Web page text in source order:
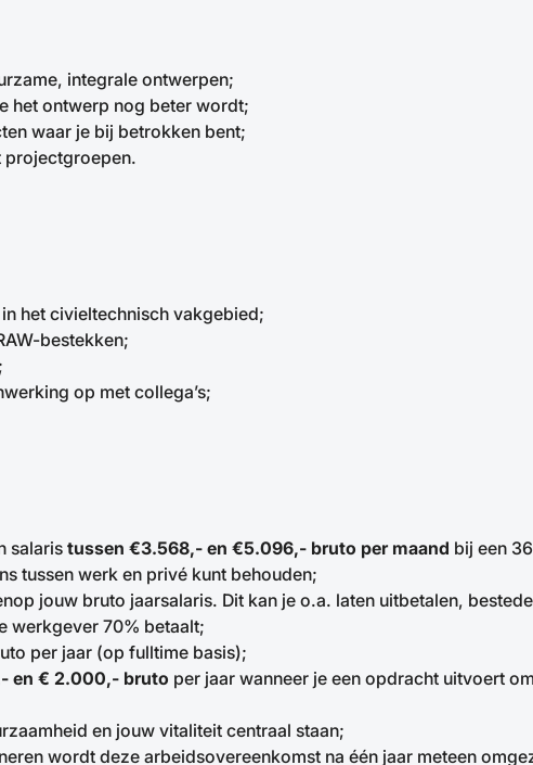
integrale ontwerpen;
het ontwerp nog beter wordt;
waar je bij betrokken bent;
projectgroepen.
het civieltechnisch vakgebied;
bestekken;
op met collega’s;
salaris tussen €3.568,- en €5.096,- bruto per maand bij een
tussen werk en privé kunt behouden;
jouw bruto jaarsalaris. Dit kan je o.a. laten uitbetalen,
werkgever 70% betaalt;
per jaar (op fulltime basis);
en € 2.000,- bruto per jaar wanneer je een opdracht uitvoert
en jouw vitaliteit centraal staan;
wordt deze arbeidsovereenkomst na één jaar meteen